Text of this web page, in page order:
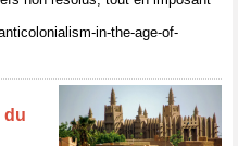
in-the-age-of-
du